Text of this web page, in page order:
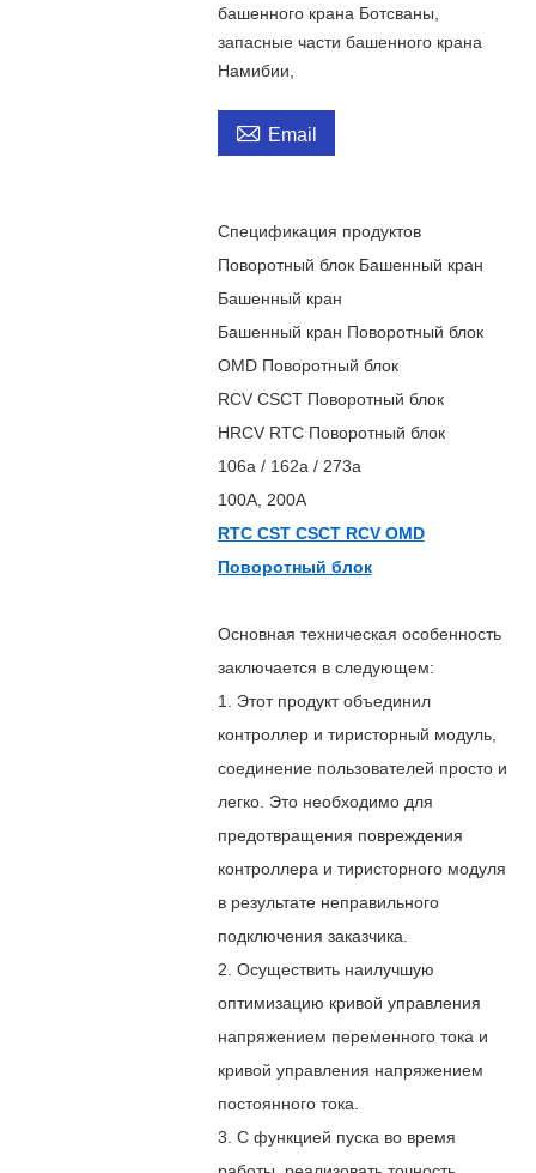
башенного крана Ботсваны,
запасные части башенного крана
Намибии,
 Email
Спецификация продуктов
Поворотный блок Башенный кран
Башенный кран
Башенный кран Поворотный блок
OMD Поворотный блок
RCV CSCT Поворотный блок
HRCV RTC Поворотный блок
106а / 162а / 273а
100А, 200А
RTC CST CSCT RCV OMD
Поворотный блок
Основная техническая особенность
заключается в следующем:
1. Этот продукт объединил
контроллер и тиристорный модуль,
соединение пользователей просто и
легко. Это необходимо для
предотвращения повреждения
контроллера и тиристорного модуля
в результате неправильного
подключения заказчика.
2. Осуществить наилучшую
оптимизацию кривой управления
напряжением переменного тока и
кривой управления напряжением
постоянного тока.
3. С функцией пуска во время